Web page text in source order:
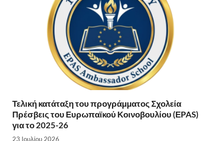
Τελική κατάταξη του προγράμματος Σχολεία
Πρέσβεις του Ευρωπαϊκού Κοινοβουλίου (ΕPAS)
για το 2025-26
23 Ιουλίου 2026